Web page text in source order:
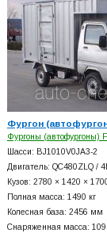
Фургон
Фургоны (автофургоны)
Шасси: BJ1010V0JA3-2
Двигатель: QC480ZLQ /
Кузов: 2780 × 1420 ×
Полная масса: 1490 кг
Колесная база: 2456 мм
Снаряженная масса: